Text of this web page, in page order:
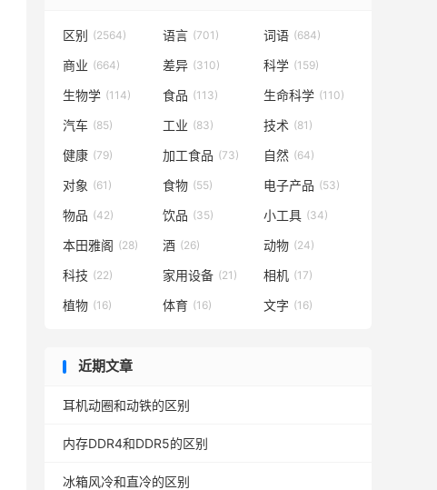
区别 (2564) 语言 (701) 词语 (684)
商业 (664) 差异 (310) 科学 (159)
生物学 (114) 食品 (113) 生命科学 (110)
汽车 (85) 工业 (83) 技术 (81)
健康 (79) 加工食品 (73) 自然 (64)
对象 (61) 食物 (55) 电子产品 (53)
物品 (42) 饮品 (35) 小工具 (34)
本田雅阁 (28) 酒 (26) 动物 (24)
科技 (22) 家用设备 (21) 相机 (17)
植物 (16) 体育 (16) 文字 (16)
近期文章
耳机动圈和动铁的区别
内存DDR4和DDR5的区别
冰箱风冷和直冷的区别